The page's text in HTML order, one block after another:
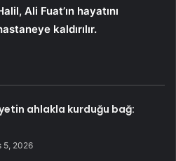
Ali Fuat’ın hayatını
kaldırılır.
ahlakla kurduğu bağ:
5, 2026